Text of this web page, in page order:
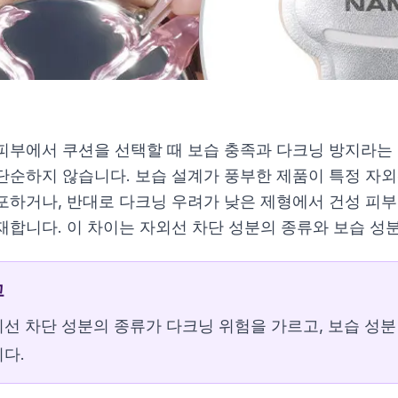
부에서 쿠션을 선택할 때 보습 충족과 다크닝 방지라
순하지 않습니다. 보습 설계가 풍부한 제품이 특정 자
하거나, 반대로 다크닝 우려가 낮은 제형에서 건성 피
합니다. 이 차이는 자외선 차단 성분의 종류와 보습 성
선 차단 성분의 종류가 다크닝 위험을 가르고, 보습 성
다.